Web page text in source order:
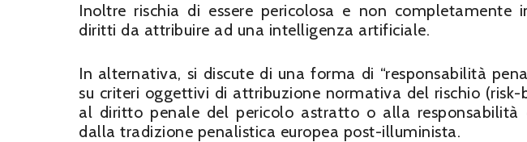
Inoltre rischia di essere pericolosa e non completamente
diritti da attribuire ad una intelligenza artificiale.
In alternativa, si discute di una forma di “responsabilità
su criteri oggettivi di attribuzione normativa del rischio
al diritto penale del pericolo astratto o alla
dalla tradizione penalistica europea post-illuminista.